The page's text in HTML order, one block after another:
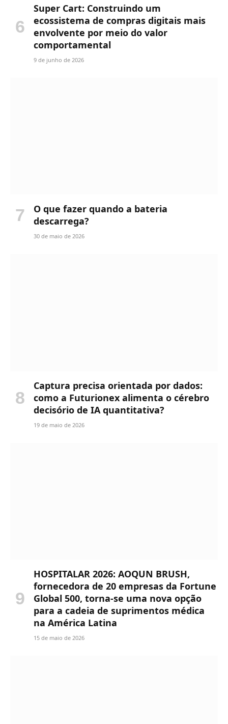
Super Cart: Construindo um
ecossistema de compras digitais mais
envolvente por meio do valor
comportamental
9 de junho de 2026
O que fazer quando a bateria
descarrega?
30 de maio de 2026
Captura precisa orientada por dados:
como a Futurionex alimenta o cérebro
decisório de IA quantitativa?
19 de maio de 2026
HOSPITALAR 2026: AOQUN BRUSH,
fornecedora de 20 empresas da Fortune
Global 500, torna-se uma nova opção
para a cadeia de suprimentos médica
na América Latina
15 de maio de 2026